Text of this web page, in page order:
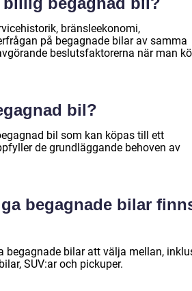
bränsleekonomi,
på begagnade bilar av samma
beslutsfaktorerna när man
bil?
bil som kan köpas till ett
de grundläggande behoven av
begagnade bilar
begagnade bilar att välja mellan,
SUV:ar och pickuper.